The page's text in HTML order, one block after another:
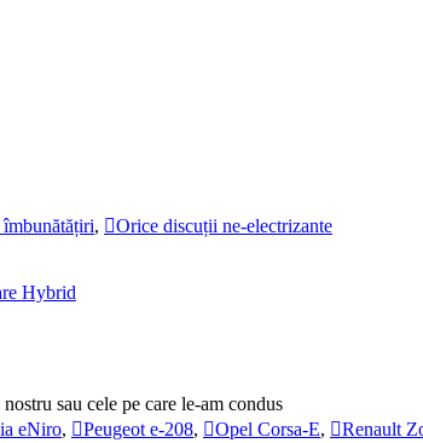
îmbunătățiri,
Orice discuții ne-electrizante
Hybrid
sau cele pe care le-am condus
eNiro, Peugeot e-208, Opel Corsa-E, Renault